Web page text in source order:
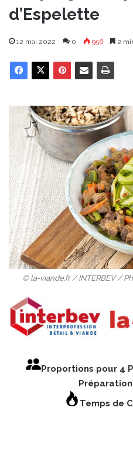
d’Espelette
12 mai 2022 0 956 2
© la-viande.fr / INTERBEV /
Proportions pour 4
Temps de